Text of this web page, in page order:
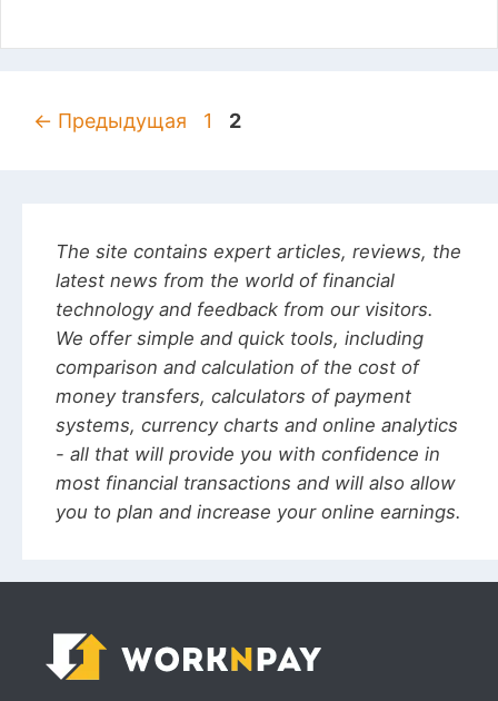
Навигация
← Предыдущая Страница
1 Страница
2
The site contains expert articles, reviews, the
latest news from the world of financial
technology and feedback from our visitors.
We offer simple and quick tools, including
comparison and calculation of the cost of
money transfers, calculators of payment
systems, currency charts and online analytics
- all that will provide you with confidence in
most financial transactions and will also allow
you to plan and increase your online earnings.